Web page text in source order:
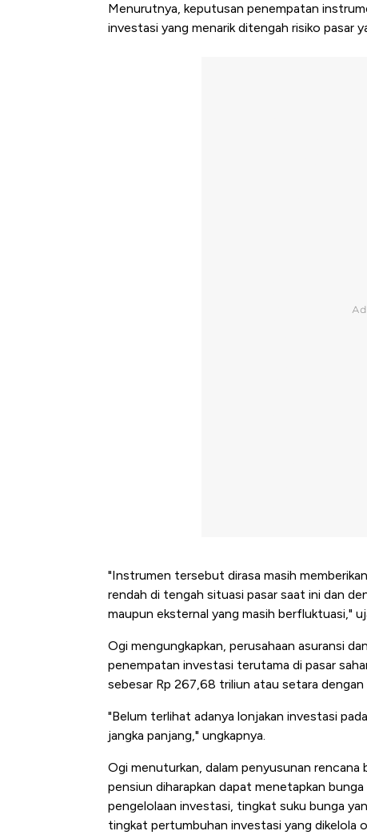
Menurutnya, keputusan penempatan
investasi yang menarik ditengah risiko pasar
"Instrumen tersebut dirasa masih
rendah di tengah situasi pasar saat ini dan
maupun eksternal yang masih berfluktuasi,"
Ogi mengungkapkan, perusahaan asuransi
penempatan investasi terutama di pasar
sebesar Rp 267,68 triliun atau setara
"Belum terlihat adanya lonjakan investasi
jangka panjang," ungkapnya.
Ogi menuturkan, dalam penyusunan
pensiun diharapkan dapat menetapkan
pengelolaan investasi, tingkat suku bunga
tingkat pertumbuhan investasi yang dikelola
Kongo Tutup Keran Ekspor,